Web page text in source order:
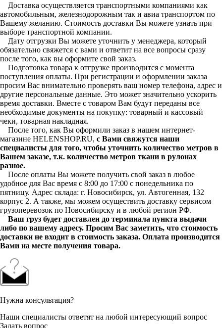
Доставка осуществляется транспортными компаниями как
автомобильным, железнодорожным так и авиа транспортом по
Вашему желанию. Стоимость доставки Вы можете узнать при
выборе транспортной компании.
Дату отгрузки Вы можете уточнить у менеджера, который
обязательно свяжется с вами и ответит на все вопросы сразу
после того, как вы оформите свой заказ.
Подготовка товара к отгрузке производится с момента
поступления оплаты. При регистрации и оформлении заказа
просим Вас внимательно проверять ваш номер телефона, адрес и
другие персональные данные. Это может значительно ускорить
время доставки. Вместе с товаром Вам будут переданы все
необходимые документы на покупку: товарный и кассовый
чеки, товарная накладная.
После того, как Вы оформили заказ в нашем интернет-
магазине HELENSHOP.RU, с Вами свяжутся наши
специалисты для того, чтобы уточнить количество метров в
Вашем заказе, т.к. количество метров ткани в рулонах
разное.
После оплаты Вы можете получить свой заказ в любое
удобное для Вас время с 8:00 до 17:00 с понедельника по
пятницу. Адрес склада: г. Новосибирск, ул. Автогенная, 132
корпус 2. А также, мы можем осуществить доставку сервисом
грузоперевозок по Новосибирску и в любой регион РФ.
Ваш груз будет доставлен до терминала пункта выдачи
либо по вашему адресу. Просим Вас заметить, что стоимость
доставки не входит в стоимость заказа. Оплата производится
Вами на месте получения товара.
Нужна консультация?
Наши специалисты ответят на любой интересующий вопрос
Задать вопрос